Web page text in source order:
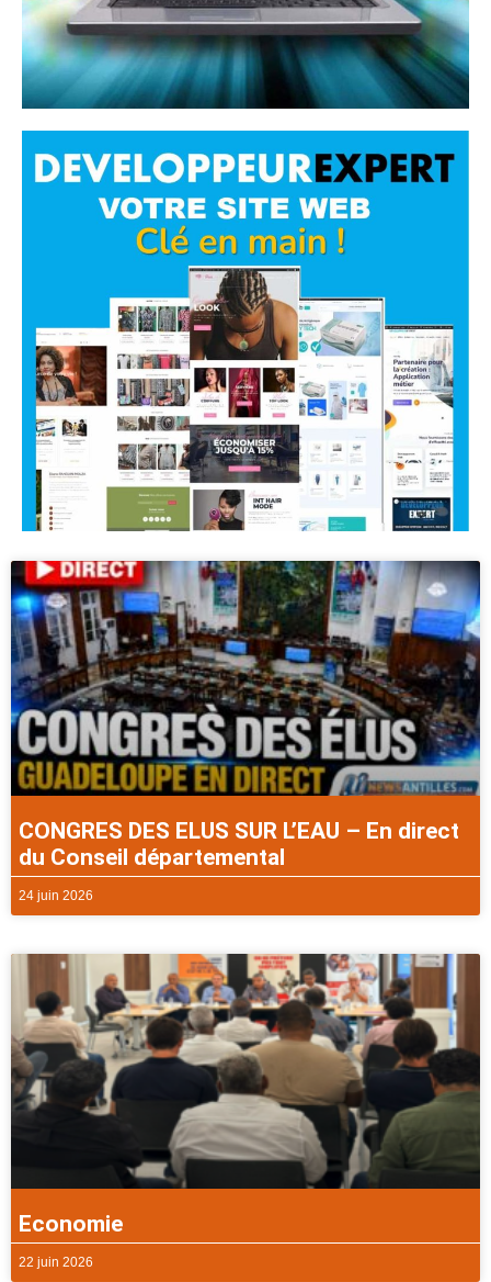
CONGRES DES ELUS SUR L’EAU – En direct
du Conseil départemental
24 juin 2026
Economie
22 juin 2026